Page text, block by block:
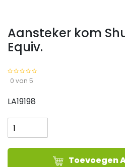
Aansteker kom
Equiv.
0 van 5
LA19198
kom
Shurlite
USA
Toevoegen